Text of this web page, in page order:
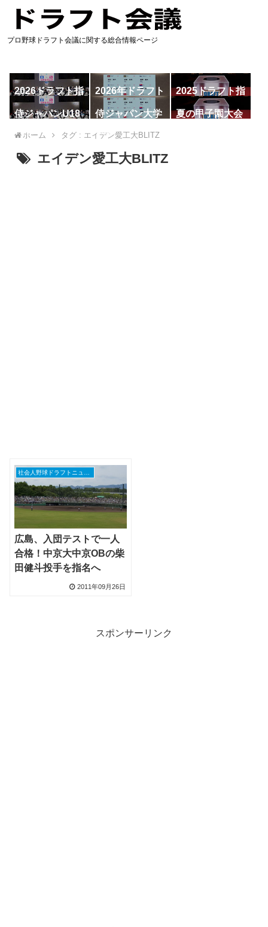
プロ野球ドラフト会議に関する総合情報ページ
2026ドラフト指
名予想
2026年ドラフト
候補
2025ドラフト指
名一覧
侍ジャパンU18
代表
侍ジャパン大学
代表
夏の甲子園大会
ホーム タグ : エイデン愛工大BLITZ
エイデン愛工大BLITZ
広島、入団テストで一人
合格！中京大中京OBの柴
田健斗投手を指名へ
2011年09月26日
スポンサーリンク